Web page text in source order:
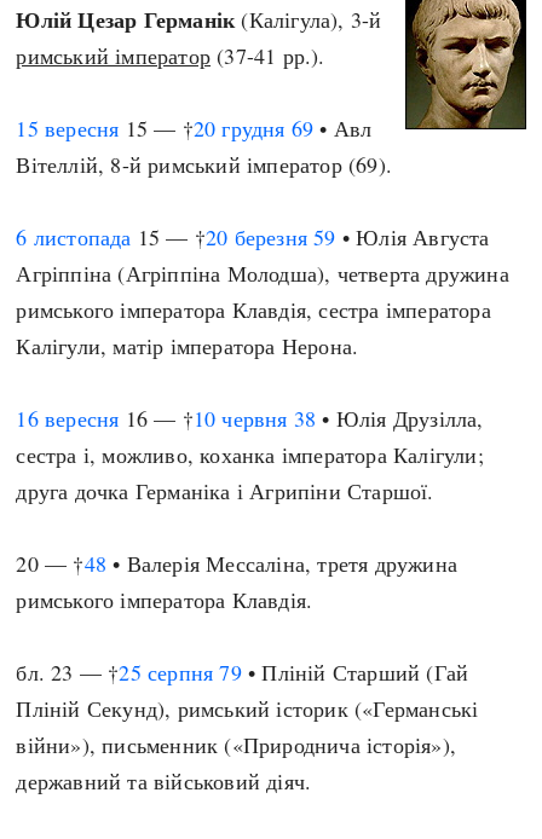
Юлій Цезар Германік(Калігула), 3-й
римський імператор (37-41 рр.).
15 вересня 15 — †20 грудня 69 • Авл
Вітеллій, 8-й римський імператор (69).
6 листопада 15 — †20 березня 59 • Юлія Августа
Агріппіна (Агріппіна Молодша), четверта дружина
римського імператора Клавдія, сестра імператора
Калігули, матір імператора Нерона.
16 вересня 16 — †10 червня 38 • Юлія Друзілла,
сестра і, можливо, коханка імператора Калігули;
друга дочка Германіка і Агрипіни Старшої.
20 — †48 • Валерія Мессаліна, третя дружина
римського імператора Клавдія.
бл. 23 — †25 серпня 79• Пліній Старший (Гай
Пліній Секунд), римський історик («Германські
війни»), письменник («Природнича історія»),
державний та військовий діяч.